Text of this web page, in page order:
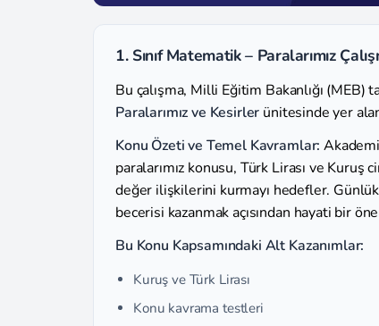
1. Sınıf Matematik – Paralarımız
Bu çalışma, Milli Eğitim Bakanlığı (MEB)
Paralarımız ve Kesirler ünitesinde yer
Konu Özeti ve Temel Kavramlar:
paralarımız konusu, Türk Lirası ve Kuruş
değer ilişkilerini kurmayı hedefler. Günlük
becerisi kazanmak açısından hayati bir
Bu Konu Kapsamındaki Alt Kazanımlar:
Kuruş ve Türk Lirası
Konu kavrama testleri